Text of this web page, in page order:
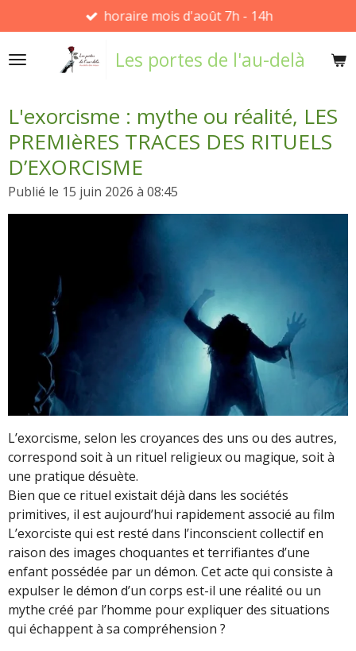
au
contenu
Les portes de l'au-delà
horaire mois d'août 7h - 14h
L'exorcisme : mythe ou réalité, LES
PREMIèRES TRACES DES RITUELS
D’EXORCISME
Publié le 15 juin 2026 à 08:45
L’exorcisme, selon les croyances des uns ou des autres,
correspond soit à un rituel religieux ou magique, soit à
une pratique désuète.
Bien que ce rituel existait déjà dans les sociétés
primitives, il est aujourd’hui rapidement associé au film
L’exorciste qui est resté dans l’inconscient collectif en
raison des images choquantes et terrifiantes d’une
enfant possédée par un démon. Cet acte qui consiste à
expulser le démon d’un corps est-il une réalité ou un
mythe créé par l’homme pour expliquer des situations
qui échappent à sa compréhension ?